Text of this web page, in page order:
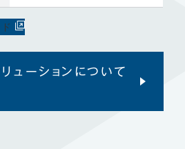
ューションについて